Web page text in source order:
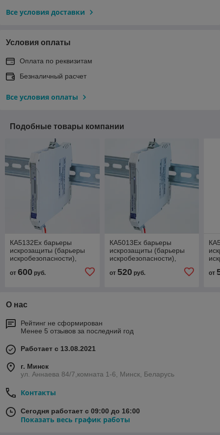
Все условия доставки
Условия оплаты
Оплата по реквизитам
Безналичный расчет
Все условия оплаты
Подобные товары компании
КА5132Ех барьеры
искрозащиты (барьеры
искробезопасности),
передатчики аналогового
сигнала (4…20) мА, 2-
от 600 руб.
КА5013Ех барьеры
искрозащиты (барьеры
искробезопасности),
приемники-разветвители
1 в 2 аналогового сигнала
от 520руб. от
О нас
Рейтинг не сформирован
Менее 5 отзывов за последний год
Работает с 13.08.2021
г. Минск
ул. Аннаева 84/7,комната 1-6, Минск, Беларусь
Контакты
Сегодня работает с 09:00 до 16:00
Показать весь график работы